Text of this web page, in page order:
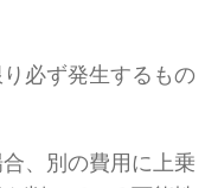
必ず発生するもの
、別の費用に上乗